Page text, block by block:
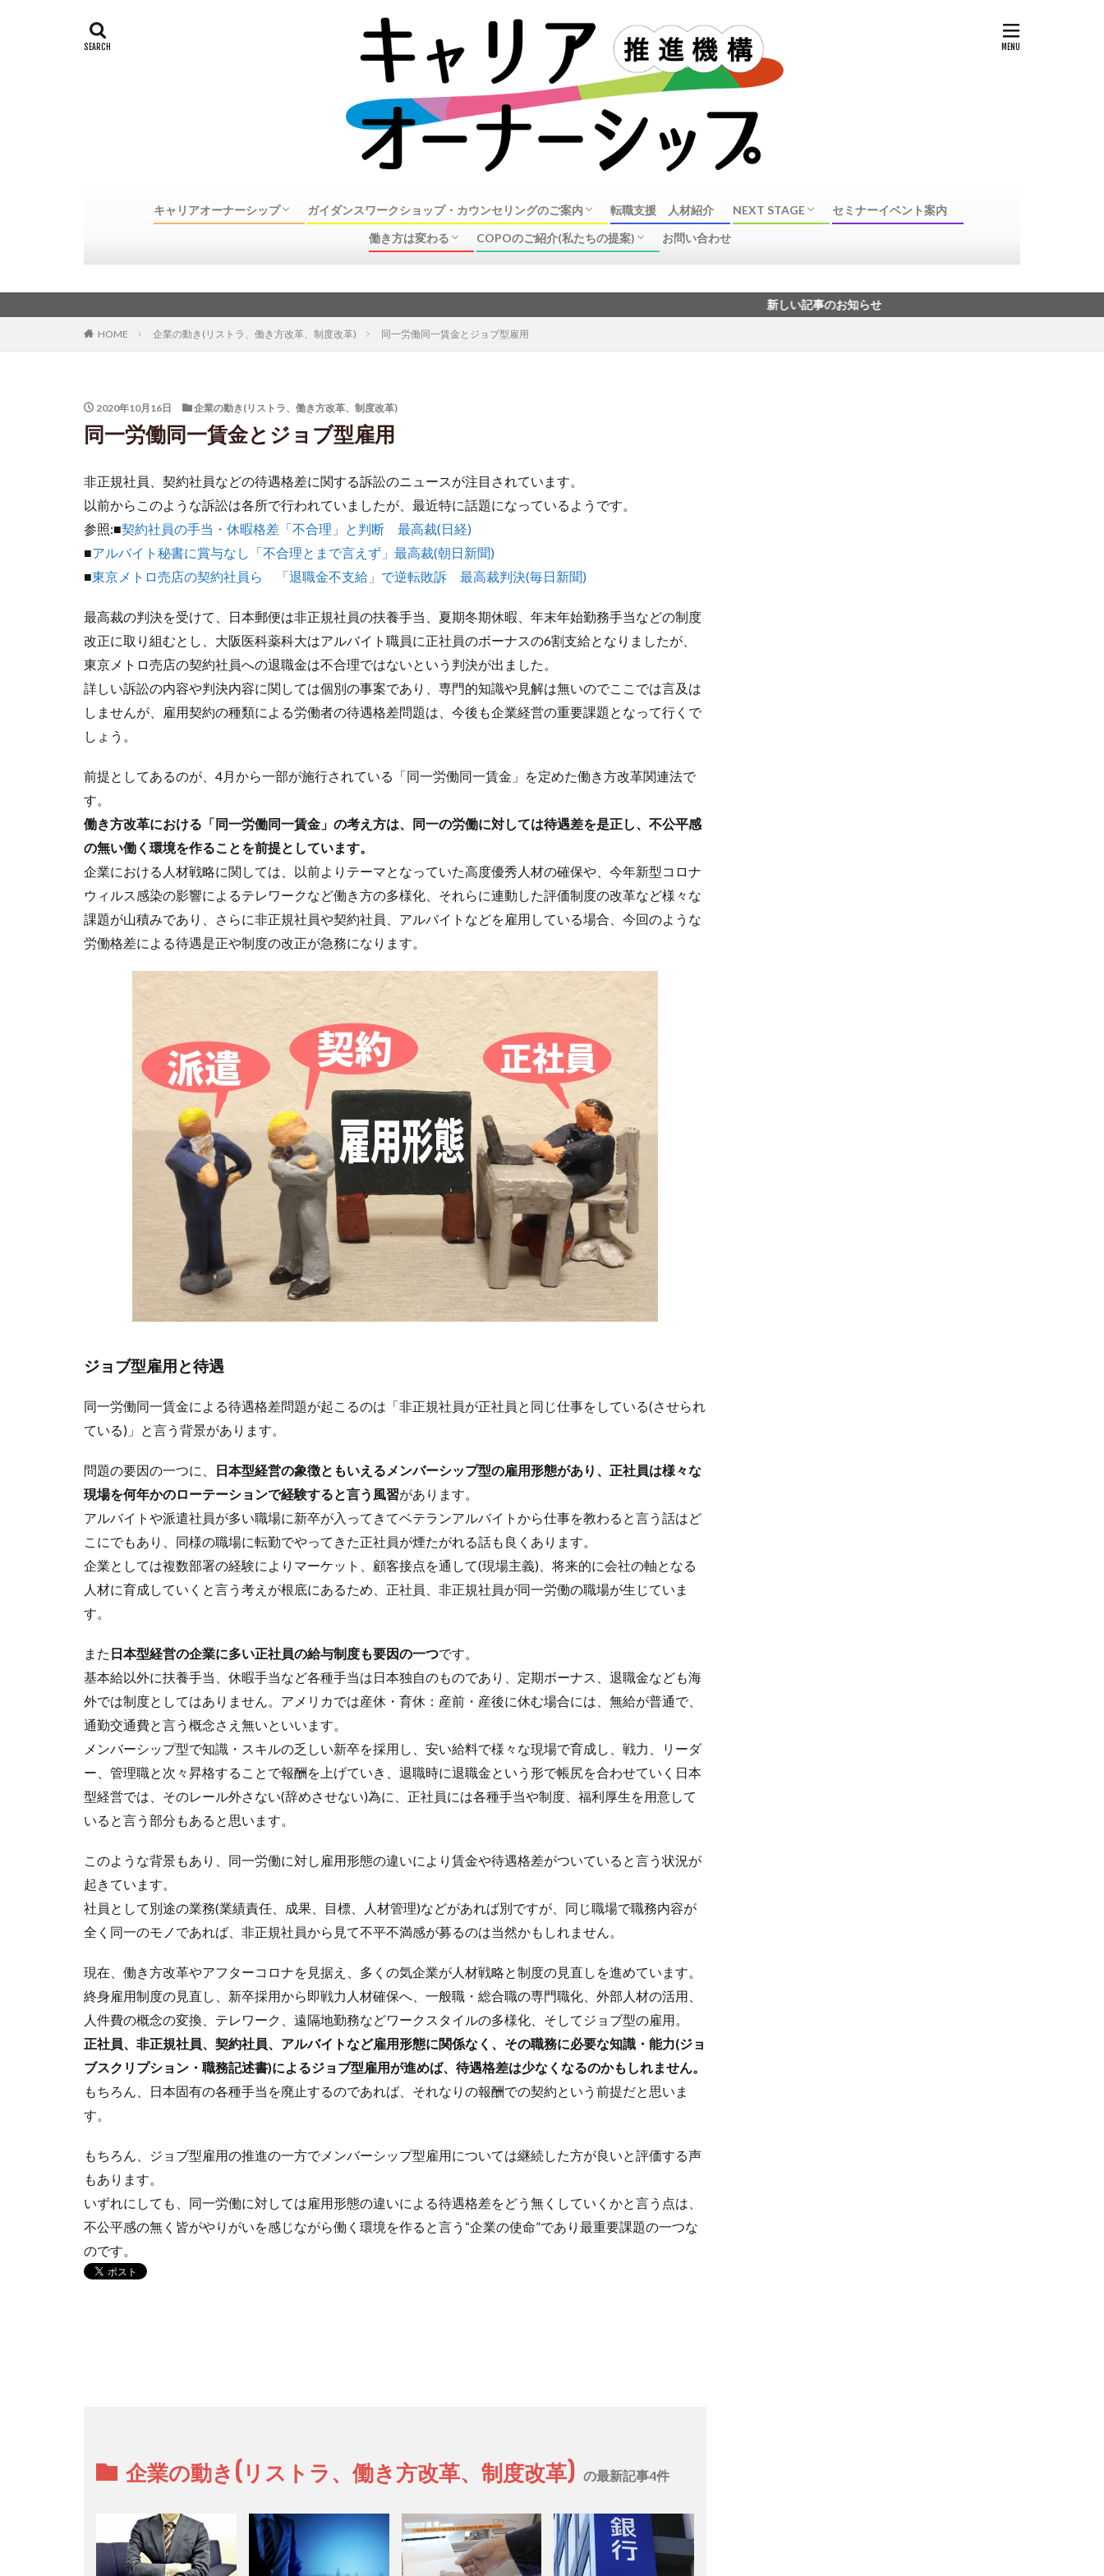
キャリアオーナーシップ ガイダンスワークショップ・カウンセリングのご案内
キャリアオーナーシップ・ガイダンスワークショップ
個別カウンセリングのご案内
カウンセリング事例
カウンセラーについて
転職支援 人材紹介 NEXT STAGE
セミナーイベント案内
働き方は変わる
COPOのご紹介(私たちの提案) お問い合わせ
新しい記事のお知らせ
HOME 企業の動き(リストラ、働き方改革、制度改革) 同一労働同一賃金とジョブ型雇用
2020年10月16日 企業の動き(リストラ、働き方改革、制度改革)
同一労働同一賃金とジョブ型雇用
非正規社員、契約社員などの待遇格差に関する訴訟のニュースが注目されています。
以前からこのような訴訟は各所で行われていましたが、最近特に話題になっているようです。
参照:■契約社員の手当・休暇格差「不合理」と判断 最高裁(日経)
■アルバイト秘書に賞与なし「不合理とまで言えず」最高裁(朝日新聞)
■東京メトロ売店の契約社員ら 「退職金不支給」で逆転敗訴 最高裁判決(毎日新聞)
最高裁の判決を受けて、日本郵便は非正規社員の扶養手当、夏期冬期休暇、年末年始勤務手当などの制度
改正に取り組むとし、大阪医科薬科大はアルバイト職員に正社員のボーナスの6割支給となりましたが、
東京メトロ売店の契約社員への退職金は不合理ではないという判決が出ました。
詳しい訴訟の内容や判決内容に関しては個別の事案であり、専門的知識や見解は無いのでここでは言及は
しませんが、雇用契約の種類による労働者の待遇格差問題は、今後も企業経営の重要課題となって行くで
しょう。
前提としてあるのが、4月から一部が施行されている「同一労働同一賃金」を定めた働き方改革関連法で
す。
働き方改革における「同一労働同一賃金」の考え方は、同一の労働に対しては待遇差を是正し、不公平感
の無い働く環境を作ることを前提としています。
企業における人材戦略に関しては、以前よりテーマとなっていた高度優秀人材の確保や、今年新型コロナ
ウィルス感染の影響によるテレワークなど働き方の多様化、それらに連動した評価制度の改革など様々な
課題が山積みであり、さらに非正規社員や契約社員、アルバイトなどを雇用している場合、今回のような
労働格差による待遇是正や制度の改正が急務になります。
ジョブ型雇用と待遇
同一労働同一賃金による待遇格差問題が起こるのは「非正規社員が正社員と同じ仕事をしている(させられ
ている)」と言う背景があります。
問題の要因の一つに、
日本型経営の象徴ともいえるメンバーシップ型の雇用形態があり、正社員は様々な
現場を何年かのローテーションで経験すると言う風習があります。
アルバイトや派遣社員が多い職場に新卒が入ってきてベテランアルバイトから仕事を教わると言う話はど
こにでもあり、同様の職場に転勤でやってきた正社員が煙たがれる話も良くあります。
企業としては複数部署の経験によりマーケット、顧客接点を通して(現場主義)、将来的に会社の軸となる
人材に育成していくと言う考えが根底にあるため、正社員、非正規社員が同一労働の職場が生じていま
す。
また 日本型経営の企業に多い正社員の給与制度も要因の一つです。
基本給以外に扶養手当、休暇手当など各種手当は日本独自のものであり、定期ボーナス、退職金なども海
外では制度としてはありません。アメリカでは産休・育休：産前・産後に休む場合には、無給が普通で、
通勤交通費と言う概念さえ無いといいます。
メンバーシップ型で知識・スキルの乏しい新卒を採用し、安い給料で様々な現場で育成し、戦力、リーダ
ー、管理職と次々昇格することで報酬を上げていき、退職時に退職金という形で帳尻を合わせていく日本
型経営では、そのレール外さない(辞めさせない)為に、正社員には各種手当や制度、福利厚生を用意して
いると言う部分もあると思います。
このような背景もあり、同一労働に対し雇用形態の違いにより賃金や待遇格差がついていると言う状況が
起きています。
社員として別途の業務(業績責任、成果、目標、人材管理)などがあれば別ですが、同じ職場で職務内容が
全く同一のモノであれば、非正規社員から見て不平不満感が募るのは当然かもしれません。
現在、働き方改革やアフターコロナを見据え、多くの気企業が人材戦略と制度の見直しを進めています。
終身雇用制度の見直し、新卒採用から即戦力人材確保へ、一般職・総合職の専門職化、外部人材の活用、
人件費の概念の変換、テレワーク、遠隔地勤務などワークスタイルの多様化、そしてジョブ型の雇用。
正社員、非正規社員、契約社員、アルバイトなど雇用形態に関係なく、その職務に必要な知識・能力(ジョ
ブスクリプション・職務記述書)によるジョブ型雇用が進めば、待遇格差は少なくなるのかもしれません。
もちろん、日本固有の各種手当を廃止するのであれば、それなりの報酬での契約という前提だと思いま
す。
もちろん、ジョブ型雇用の推進の一方でメンバーシップ型雇用については継続した方が良いと評価する声
もあります。
いずれにしても、同一労働に対しては雇用形態の違いによる待遇格差をどう無くしていくかと言う点は、
不公平感の無く皆がやりがいを感じながら働く環境を作ると言う“企業の使命”であり最重要課題の一つな
のです。
企業の動き(リストラ、働き方改革、制度改革) の最新記事4件